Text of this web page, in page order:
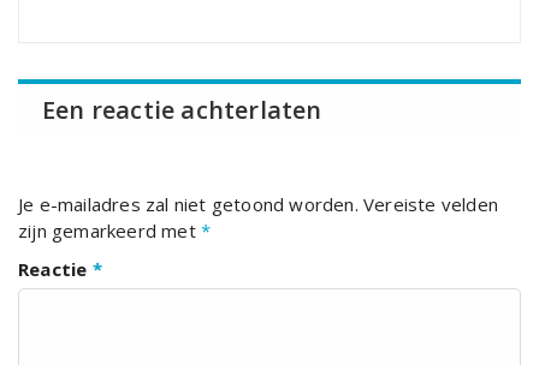
Een reactie achterlaten
Je e-mailadres zal niet getoond worden. Vereiste velden
zijn gemarkeerd met *
Reactie *